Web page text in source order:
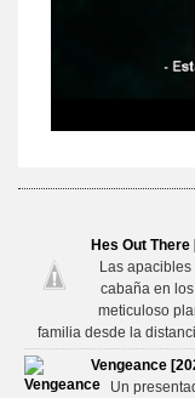
Hes Out
Las
cabaña en
meticuloso
familia desde la
Vengeance
Un